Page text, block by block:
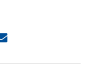
Share